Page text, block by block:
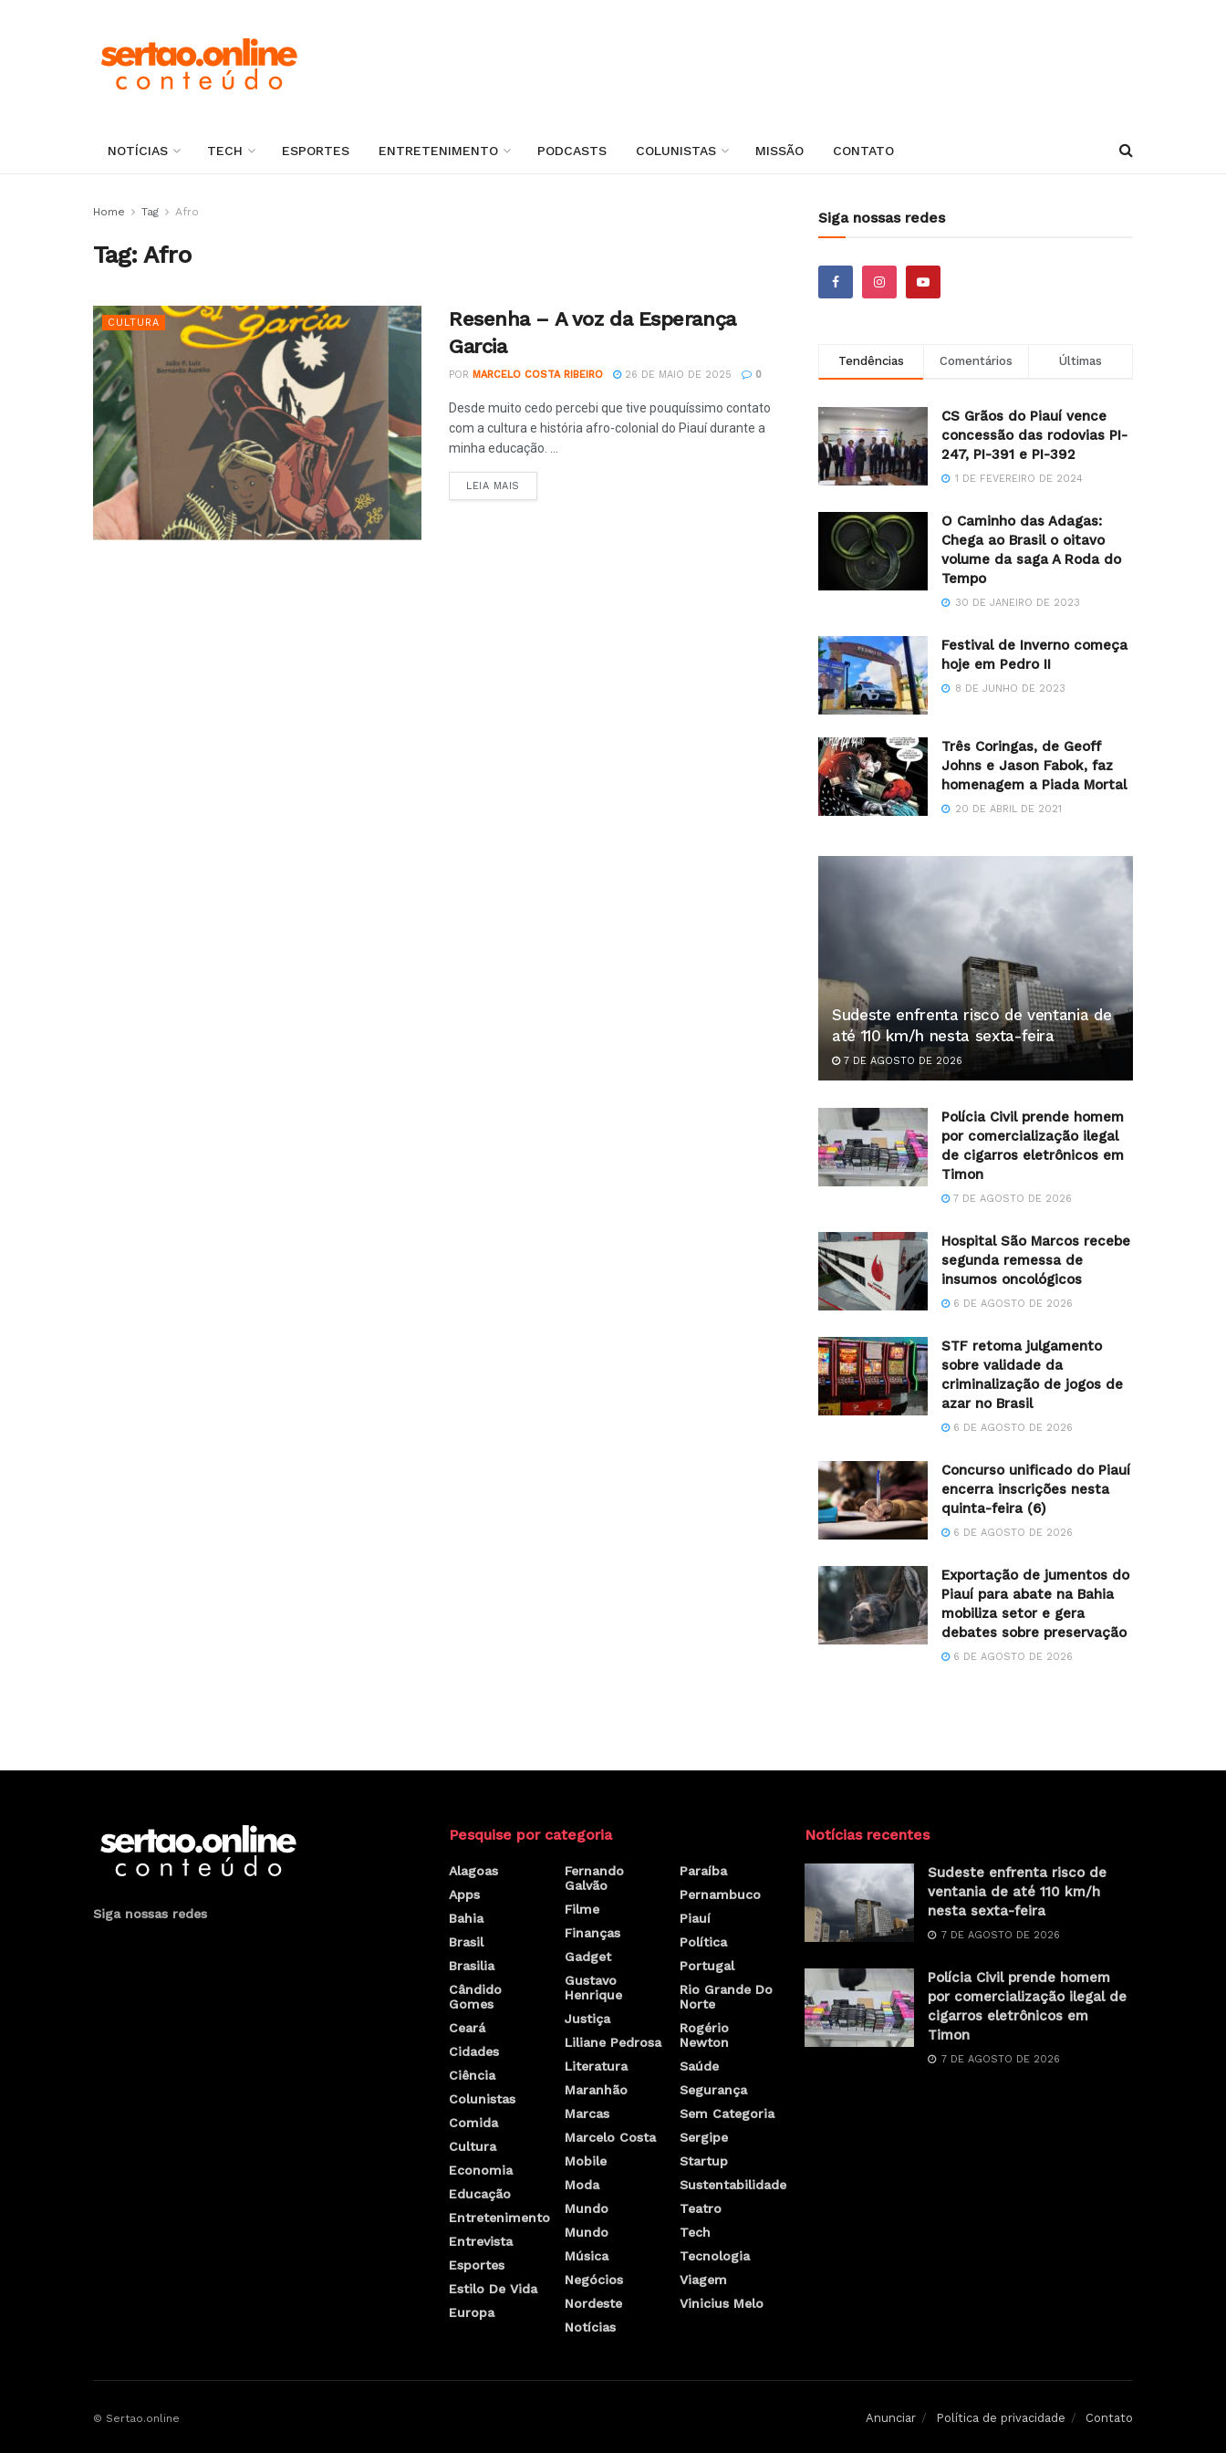
NOTÍCIAS TECH ESPORTES ENTRETENIMENTO PODCASTS COLUNISTAS MISSÃO CONTATO
Home Tag Afro
Tag:Afro
CULTURA
Resenha – A voz da Esperança
Garcia
POR MARCELO COSTA RIBEIRO 26 DE MAIO DE 2025 0
Desde muito cedo percebi que tive pouquíssimo contato
com a cultura e história afro-colonial do Piauí durante a
minha educação. ...
LEIA MAIS
Siga nossas redes
Tendências Comentários Últimas
CS Grãos do Piauí vence
concessão das rodovias PI-
247, PI-391 e PI-392
1 DE FEVEREIRO DE 2024
O Caminho das Adagas:
Chega ao Brasil o oitavo
volume da saga A Roda do
Tempo
30 DE JANEIRO DE 2023
Festival de Inverno começa
hoje em Pedro II
8 DE JUNHO DE 2023
Três Coringas, de Geoff
Johns e Jason Fabok, faz
homenagem a Piada Mortal
20 DE ABRIL DE 2021
Sudeste enfrenta risco de ventania de
até 110 km/h nesta sexta-feira
7 DE AGOSTO DE 2026
Polícia Civil prende homem
por comercialização ilegal
de cigarros eletrônicos em
Timon
7 DE AGOSTO DE 2026
Hospital São Marcos recebe
segunda remessa de
insumos oncológicos
6 DE AGOSTO DE 2026
STF retoma julgamento
sobre validade da
criminalização de jogos de
azar no Brasil
6 DE AGOSTO DE 2026
Concurso unificado do Piauí
encerra inscrições nesta
quinta-feira (6)
6 DE AGOSTO DE 2026
Exportação de jumentos do
Piauí para abate na Bahia
mobiliza setor e gera
debates sobre preservação
6 DE AGOSTO DE 2026
Siga nossas redes
Pesquise por categoria
Alagoas
Apps
Bahia
Brasil
Brasilia
Cândido
Gomes
Ceará
Cidades
Ciência
Colunistas
Comida
Cultura
Economia
Educação
Entretenimento
Entrevista
Esportes
Estilo De Vida
Europa
Fernando
Galvão
Filme
Finanças
Gadget
Gustavo
Henrique
Justiça
Liliane Pedrosa
Literatura
Maranhão
Marcas
Marcelo Costa
Mobile
Moda
Mundo
Mundo
Música
Negócios
Nordeste
Notícias
Paraíba
Pernambuco
Piauí
Política
Portugal
Rio Grande Do
Norte
Rogério
Newton
Saúde
Segurança
Sem Categoria
Sergipe
Startup
Sustentabilidade
Teatro
Tech
Tecnologia
Viagem
Vinicius Melo
Notícias recentes
Sudeste enfrenta risco de
ventania de até 110 km/h
nesta sexta-feira
7 DE AGOSTO DE 2026
Polícia Civil prende homem
por comercialização ilegal de
cigarros eletrônicos em
Timon
7 DE AGOSTO DE 2026
Anunciar Política de privacidade Contato
© Sertao.online